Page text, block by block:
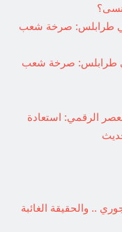
طرابلس: صرخة شعب
طرابلس: صرخة شعب
الرقمي: استعادة
.. والحقيقة الغائبة